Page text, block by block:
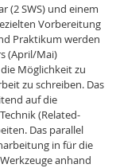
(2 SWS) und einem
Vorbereitung
Praktikum werden
(April/Mai)
Möglichkeit zu
zu schreiben. Das
auf die
(Related-
Das parallel
in für die
anhand